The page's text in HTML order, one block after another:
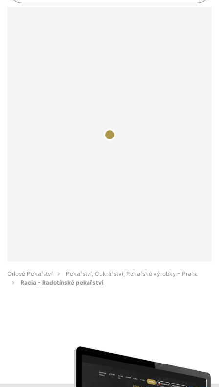
Orlové Pekařství
Pekařství, Cukrářství, Pekařské výrobky - Praha
Racia - Radotínské pekařství